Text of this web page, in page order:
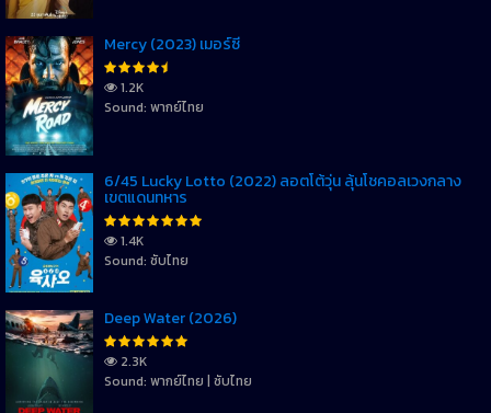
Mercy (2023) เมอร์ซี่
1.2K
Sound: พากย์ไทย
6/45 Lucky Lotto (2022) ลอตโต้วุ่น ลุ้นโชคอลเวงกลาง
เขตแดนทหาร
1.4K
Sound: ซับไทย
Deep Water (2026)
2.3K
Sound: พากย์ไทย | ซับไทย